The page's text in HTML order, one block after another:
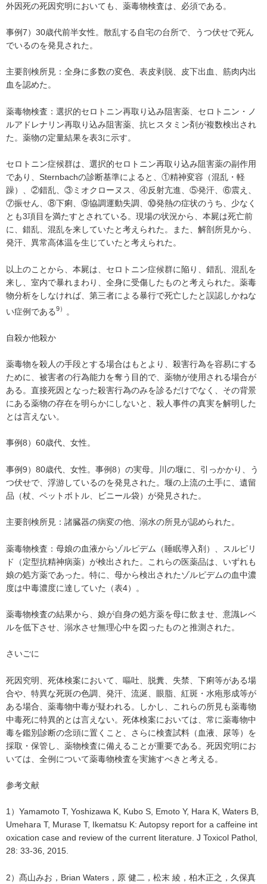
外因死の死因究明においても、薬毒物検査は、必須である。
事例7）30歳代前半女性。散乱する自宅の台所で、うつ伏せで死ん
でいるのを発見された。
主要剖検所見：全身に多数の変色、表皮剥脱、皮下出血、筋肉内出
血を認めた。
薬毒物検査：選択的セロトニン再取り込み阻害薬、セロトニン・ノ
ルアドレナリン再取り込み阻害薬、抗ヒスタミン剤が複数検出され
た。薬物の定量結果を表3に示す。
セロトニン症候群は、選択的セロトニン再取り込み阻害薬の副作用
であり、Sternbachの診断基準によると、①精神変容（混乱・軽
躁）、②錯乱、③ミオクローヌス、④反射亢進、⑤発汗、⑥震え、
⑦振せん、⑧下痢、⑨協調運動失調、⑩発熱の症状のうち、少なく
とも3項目を満たすとされている。現場の状況から、本屍は死亡前
に、錯乱、混乱を来していたと考えられた。また、解剖所見から、
発汗、異常高体温を生じていたと考えられた。
以上のことから、本屍は、セロトニン症候群に陥り、錯乱、混乱を
来し、室内で暴れまわり、全身に受傷したものと考えられた。薬毒
物分析をしなければ、第三者による暴行で死亡したと誤認しかねな
い症例である9）
自殺か他殺か
薬毒物を殺人の手段とする場合はもとより、殺害行為を容易にする
ために、被害者の行為能力を奪う目的で、薬物が使用される場合が
ある。直接死因となった殺害行為のみを診るだけでなく、その背景
にある薬物の存在を明らかにしないと、殺人事件の真実を解明した
とは言えない。
事例8）60歳代、女性。
事例9）80歳代、女性。事例8）の実母。川の堰に、引っかかり、う
つ伏せで、浮游しているのを発見された。堰の上流の土手に、遺留
品（杖、ペットボトル、ビニール袋）が発見された。
主要剖検所見：諸臓器の病変の他、溺水の所見が認められた。
薬毒物検査：母娘の血液からゾルピデム（睡眠導入剤）、スルピリ
ド（定型抗精神病薬）が検出された。これらの医薬品は、いずれも
娘の処方薬であった。特に、母から検出されたゾルピデムの血中濃
度は中毒濃度に達していた（表4）。
薬毒物検査の結果から、娘が自身の処方薬を母に飲ませ、意識レベ
ルを低下させ、溺水させ無理心中を図ったものと推測された。
さいごに
死因究明、死体検案において、嘔吐、脱糞、失禁、下痢等がある場
合や、特異な死斑の色調、発汗、流涎、眼脂、紅斑・水疱形成等が
ある場合、薬毒物中毒が疑われる。しかし、これらの所見も薬毒物
中毒死に特異的とは言えない。死体検案においては、常に薬毒物中
毒を鑑別診断の念頭に置くこと、さらに検査試料（血液、尿等）を
採取・保管し、薬物検査に備えることが重要である。死因究明にお
いては、全例について薬毒物検査を実施すべきと考える。
参考文献
1）Yamamoto T, Yoshizawa K, Kubo S, Emoto Y, Hara K, Waters B,
Umehara T, Murase T, Ikematsu K: Autopsy report for a caffeine int
oxication case and review of the current literature. J Toxicol Pathol,
28: 33-36, 2015.
2）髙山みお，Brian Waters，原 健二，松末 綾，柏木正之，久保真